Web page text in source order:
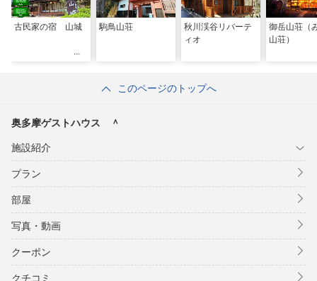
古民家の宿 山城 駒鳥山荘
秋川渓谷リバーテ
ィオ
御岳山荘（
山荘）
このページのトップへ
奥多摩ゲストハウス ＾
施設紹介
プラン
部屋
写真・動画
クーポン
クチコミ